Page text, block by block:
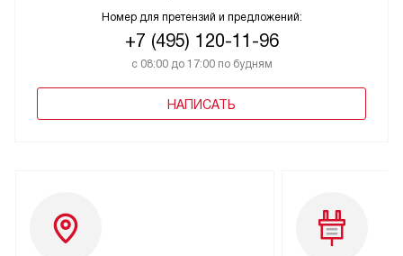
Номер для претензий и предложений:
+7 (495) 120-11-96
с 08:00 до 17:00 по будням
НАПИСАТЬ